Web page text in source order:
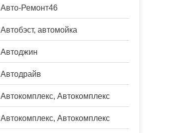
Авто-Ремонт46
Автобэст, автомойка
Автоджин
Автодрайв
Автокомплекс, Автокомплекс
Автокомплекс, Автокомплекс